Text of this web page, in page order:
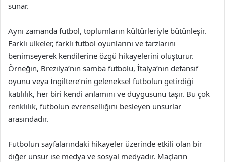
sunar.
Aynı zamanda futbol, toplumların kültürleriyle bütünleşir.
Farklı ülkeler, farklı futbol oyunlarını ve tarzlarını
benimseyerek kendilerine özgü hikayelerini oluşturur.
Örneğin, Brezilya’nın samba futbolu, İtalya’nın defansif
oyunu veya İngiltere’nin geleneksel futbolun getirdiği
katılılık, her biri kendi anlamını ve duygusunu taşır. Bu çok
renklilik, futbolun evrenselliğini besleyen unsurlar
arasındadır.
Futbolun sayfalarındaki hikayeler üzerinde etkili olan bir
diğer unsur ise medya ve sosyal medyadır. Maçların